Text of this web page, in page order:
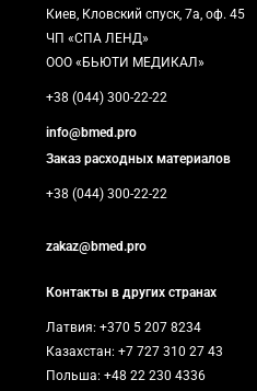
Киев, Кловский спуск, 7а, оф. 45
ЧП «СПА ЛЕНД»
ООО «БЬЮТИ МЕДИКАЛ»
+38 (044) 300-22-22
info@bmed.pro
Заказ расходных материалов
+38 (044) 300-22-22
zakaz@bmed.pro
Контакты в других странах
Латвия: +370 5 207 8234
Казахстан: +7 727 310 27 43
Польша: +48 22 230 4336